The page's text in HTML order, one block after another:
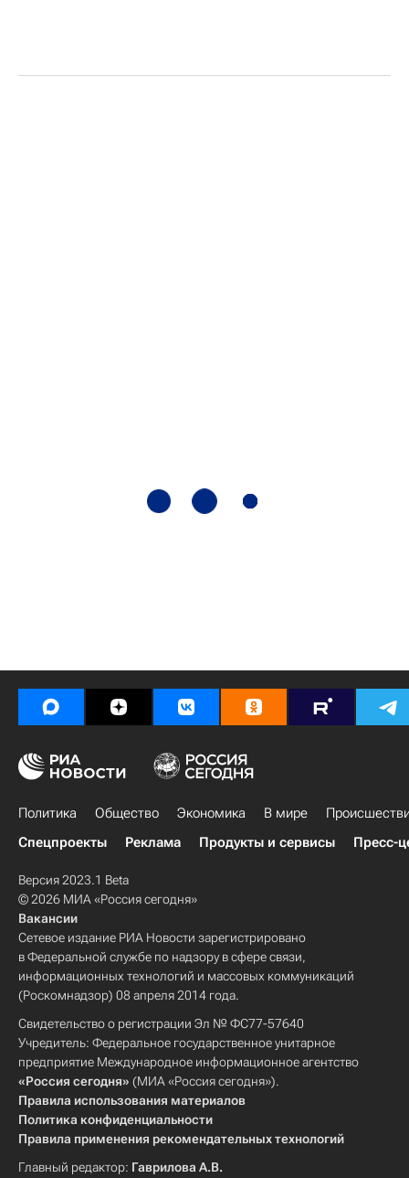
Политика Общество Экономика В мире
Спецпроекты
Реклама Продукты и сервисы Пресс-
Версия 2023.1 Beta
© 2026 МИА «Россия сегодня»
Вакансии
Сетевое издание РИА Новости зарегистрировано
в Федеральной службе по надзору в сфере связи,
информационных технологий и массовых коммуникаций
(Роскомнадзор) 08 апреля 2014 года.
Свидетельство о регистрации Эл № ФС77-57640
Учредитель: Федеральное государственное унитарное
предприятие Международное информационное агентство
«Россия сегодня» (МИА «Россия сегодня»).
Правила использования материалов
Политика конфиденциальности
Правила применения рекомендательных технологий
Главный редактор: Гаврилова А.В.